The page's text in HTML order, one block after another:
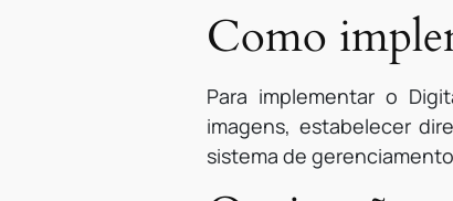
Como
Para implementar o
imagens, estabelecer
sistema de